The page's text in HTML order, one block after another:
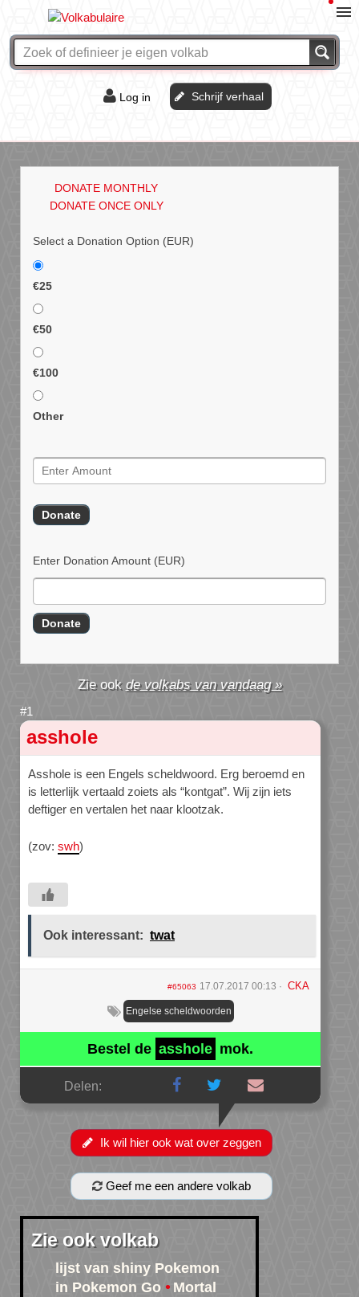
Log in Schrijf verhaal
DONATE MONTHLY
DONATE ONCE ONLY
Select a Donation Option (EUR)
€25
€50
€100
Other
Enter Donation Amount (EUR)
de volkabs van vandaag »
asshole
Asshole is een Engels scheldwoord. Erg beroemd en
is letterlijk vertaald zoiets als “kontgat”. Wij zijn iets
deftiger en vertalen het naar klootzak.
(zov: swh)
Ook interessant: twat
#65063 17.07.2017 00:13 CKA
Engelse scheldwoorden
Bestel de asshole mok.
Delen:
Ik wil hier ook wat over zeggen
Geef me een andere volkab
Zie ook volkab
lijst van shiny Pokemon
in Pokemon Go
Mortal